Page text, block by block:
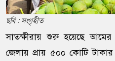
ছবি : সংগৃহীত
সাতক্ষীরায় শুরু হয়েছে
জেলায় প্রায় ৫০০ কোটি